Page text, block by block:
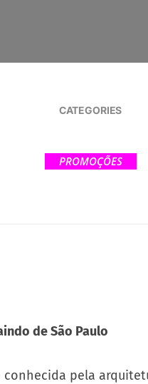
CATEGORIES
PROMOÇÕES
de São Paulo
pela